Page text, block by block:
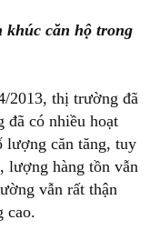
khúc căn hộ trong
2013, thị trường đã
đã có nhiều hoạt
lượng căn tăng, tuy
lượng hàng tồn vẫn
vẫn rất thận
cao.